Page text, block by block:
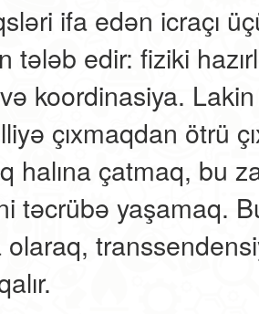
ifa edən icraçı
tələb edir: fiziki
koordinasiya.
çıxmaqdan ötrü
halına çatmaq, bu
təcrübə yaşamaq.
olaraq,